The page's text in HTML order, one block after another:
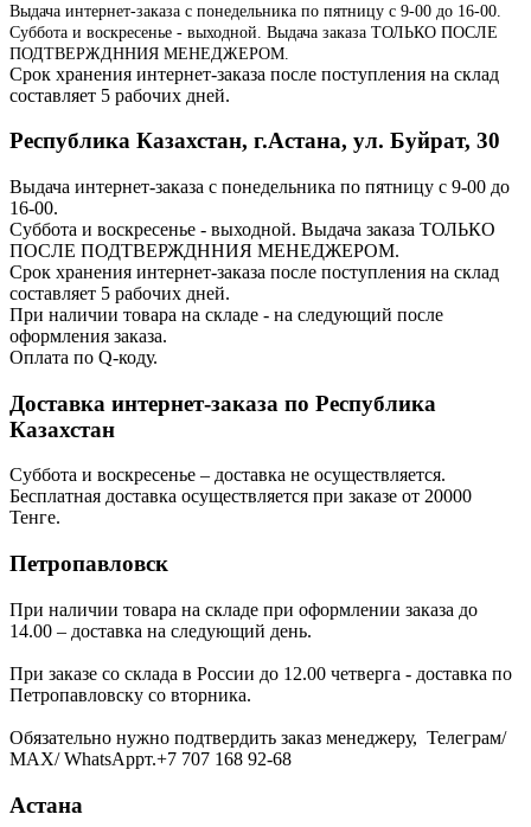
Выдача интернет-заказа с понедельника по пятницу с 9-00 до 16-00.
Суббота и воскресенье - выходной. Выдача заказа ТОЛЬКО ПОСЛЕ
ПОДТВЕРЖДННИЯ МЕНЕДЖЕРОМ.
Срок хранения интернет-заказа после поступления на склад
составляет 5 рабочих дней.
Республика Казахстан, г.Астана, ул. Буйрат, 30
Выдача интернет-заказа с понедельника по пятницу с 9-00 до
16-00.
Суббота и воскресенье - выходной. Выдача заказа ТОЛЬКО
ПОСЛЕ ПОДТВЕРЖДННИЯ МЕНЕДЖЕРОМ.
Срок хранения интернет-заказа после поступления на склад
составляет 5 рабочих дней.
При наличии товара на складе - на следующий после
оформления заказа.
Оплата по Q-коду.
Доставка интернет-заказа по Республика
Казахстан
Суббота и воскресенье – доставка не осуществляется.
Бесплатная доставка осуществляется при заказе от 20000
Тенге.
Петропавловск
При наличии товара на складе при оформлении заказа до
14.00 – доставка на следующий день.
При заказе со склада в России до 12.00 четверга - доставка по
Петропавловску со вторника.
Обязательно нужно подтвердить заказ менеджеру, Телеграм/
МАХ/ WhatsAppт.+7 707 168 92-68
Астана